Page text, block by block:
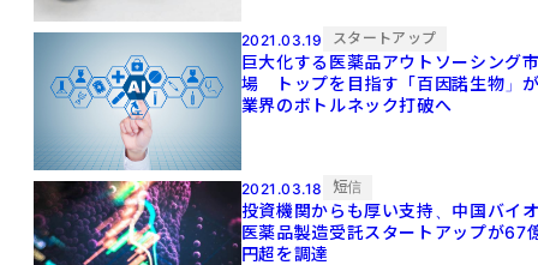
2021.03.19 スタートアップ
巨大化する医薬品アウトソーシング
場 トップを目指す「百因諾生物」
業界のボトルネック打破へ
2021.03.18 短信
投資機関からも厚い支持、中国バイ
医薬品製造受託スタートアップが67
円超を調達